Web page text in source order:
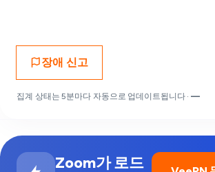
장애 신고
집계 상태는 5분마다 자동으로 업데이트됩니다 ·—
Zoom가 로드